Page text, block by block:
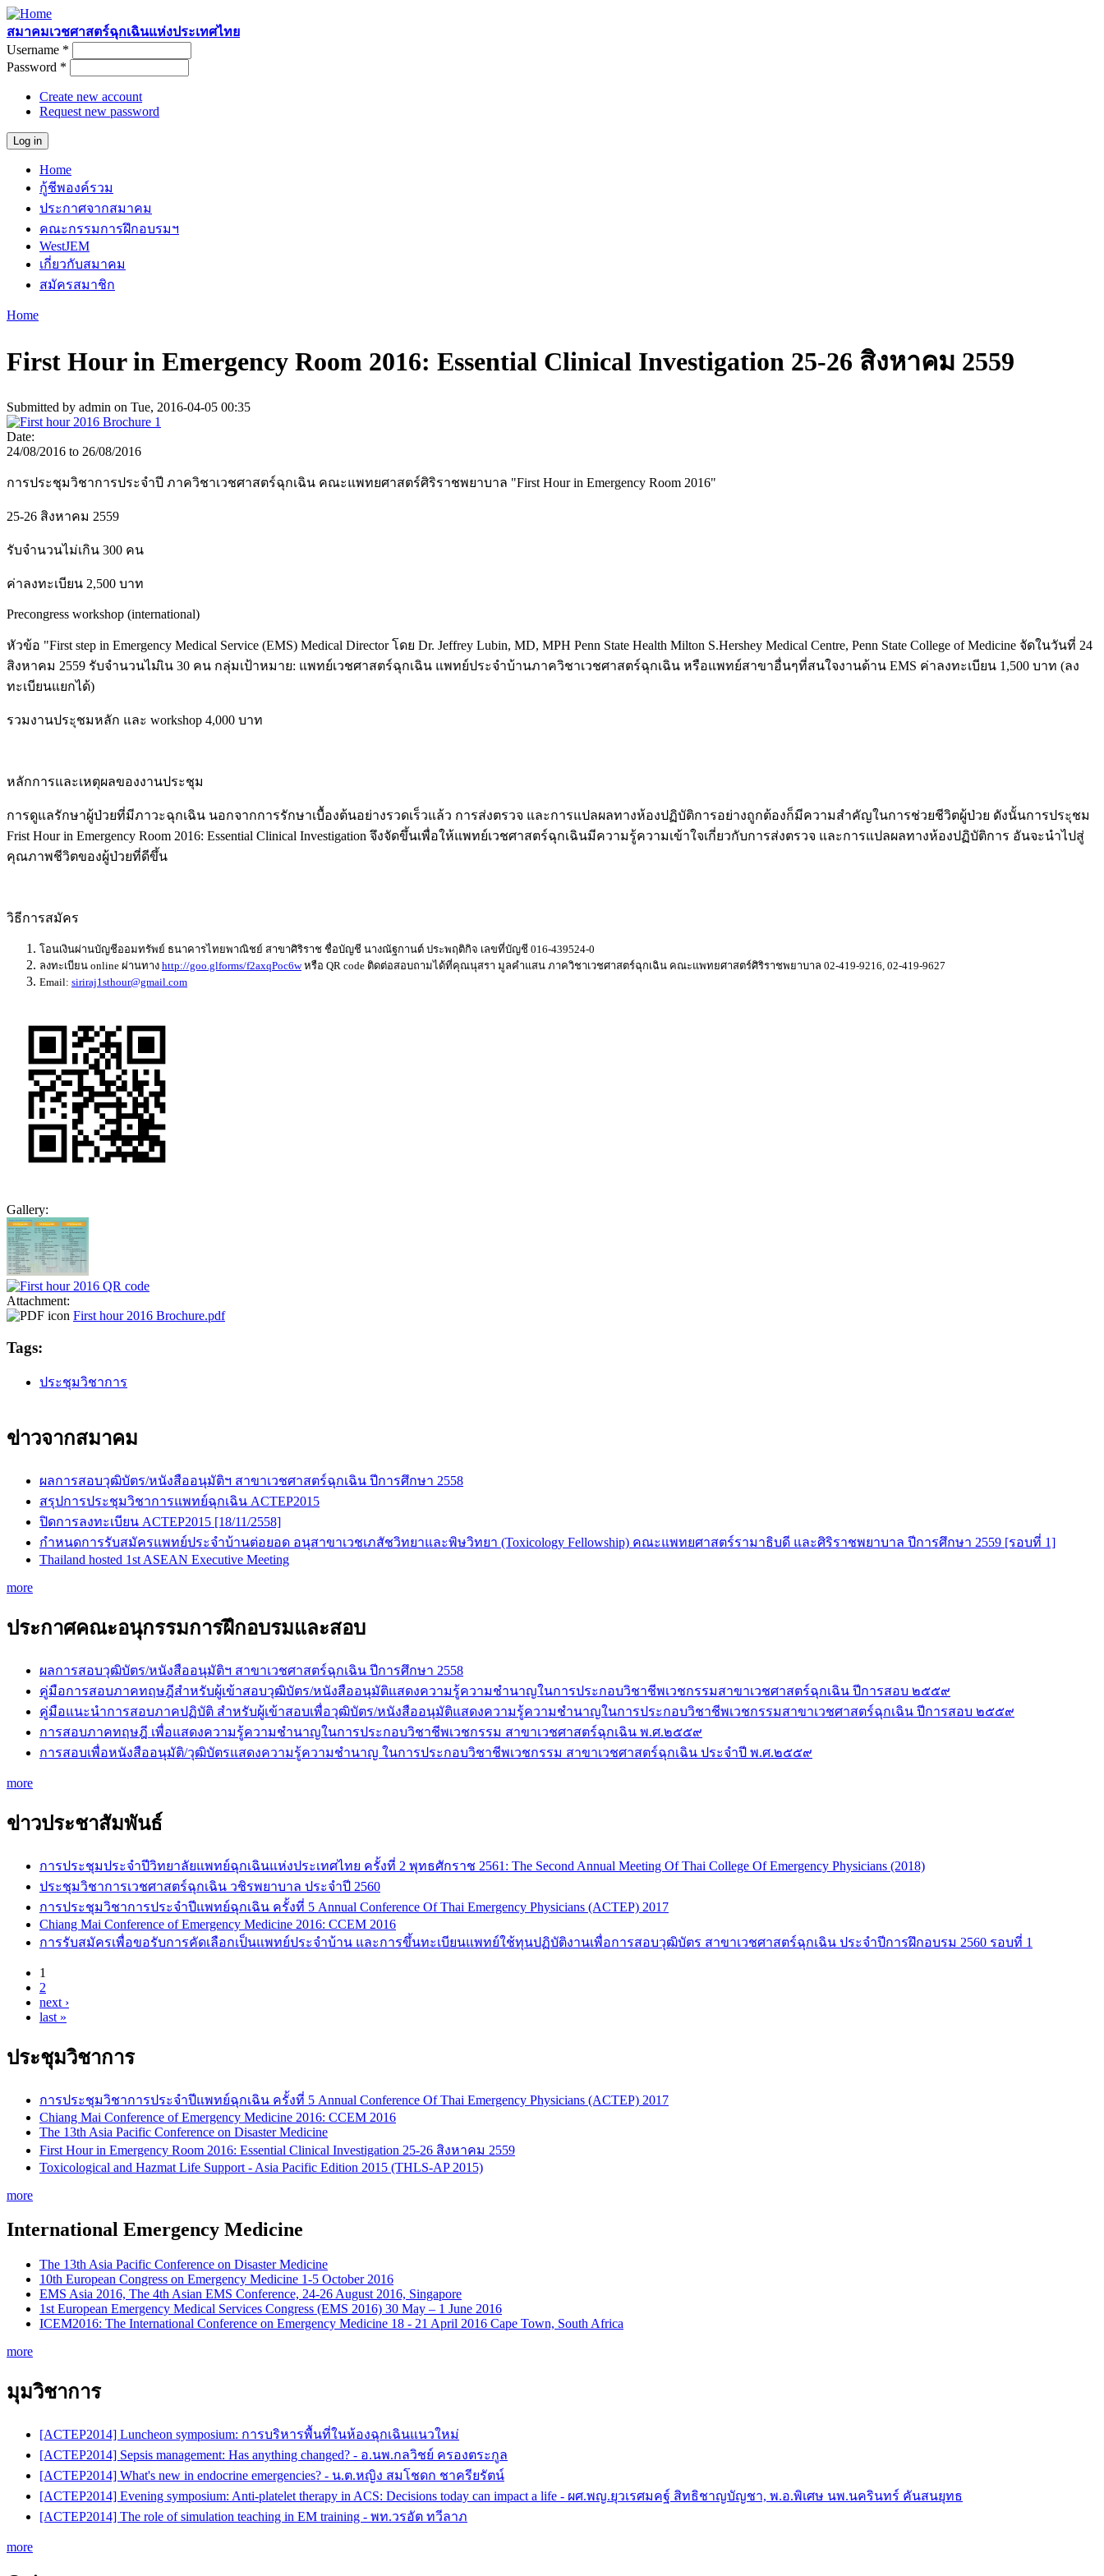
Skip to main content
สมาคมเวชศาสตร์ฉุกเฉินแห่งประเทศไทย
User login
Username *
Password *
Create new account
Request new password
Main menu
Home
กู้ชีพองค์รวม
ประกาศจากสมาคม
คณะกรรมการฝึกอบรมฯ
WestJEM
เกี่ยวกับสมาคม
สมัครสมาชิก
Home
First Hour in Emergency Room 2016: Essential Clinical Investigation 25-26 สิงหาคม 2559
Submitted by admin on Tue, 2016-04-05 00:35
Date:
24/08/2016 to 26/08/2016
การประชุมวิชาการประจำปี ภาควิชาเวชศาสตร์ฉุกเฉิน คณะแพทยศาสตร์ศิริราชพยาบาล "First Hour in Emergency Room 2016"
25-26 สิงหาคม 2559
รับจำนวนไม่เกิน 300 คน
ค่าลงทะเบียน 2,500 บาท
Precongress workshop (international)
หัวข้อ "First step in Emergency Medical Service (EMS) Medical Director โดย Dr. Jeffrey Lubin, MD, MPH Penn State Health Milton S.Hershey Medical Centre, Penn State College of Medicine จัดในวันที่ 24
สิงหาคม 2559 รับจำนวนไม่เิน 30 คน กลุ่มเป้าหมาย: แพทย์เวชศาสตร์ฉุกเฉิน แพทย์ประจำบ้านภาควิชาเวชศาสตร์ฉุกเฉิน หรือแพทย์สาขาอื่นๆที่สนใจงานด้าน EMS ค่าลงทะเบียน 1,500 บาท (ลง
ทะเบียนแยกได้)
รวมงานประุชมหลัก และ workshop 4,000 บาท
หลักการและเหตุผลของงานประชุม
การดูแลรักษาผู้ป่วยที่มีภาวะฉุกเฉิน นอกจากการรักษาเบื้องต้นอย่างรวดเร็วแล้ว การส่งตรวจ และการแปลผลทางห้องปฏิบัติการอย่างถูกต้องก็มีความสำคัญในการช่วยชีวิตผู้ป่วย ดังนั้นการประุชม
Frist Hour in Emergency Room 2016: Essential Clinical Investigation จึงจัดขึ้นเพื่อให้แพทย์เวชศาสตร์ฉุกเฉินมีความรู้ความเข้าใจเกี่ยวกับการส่งตรวจ และการแปลผลทางห้องปฏิบัติการ อันจะนำไปสู่
คุณภาพชีวิตของผู้ป่วยที่ดีขึ้น
วิธีการสมัคร
โอนเงินผ่านบัญชีออมทรัพย์ ธนาคารไทยพาณิชย์ สาขาศิริราช ชื่อบัญชี นางณัฐกานต์ ประพฤติกิจ เลขที่บัญชี 016-439524-0
ลงทะเบียน online ผ่านทาง http://goo.glforms/f2axqPoc6wหรือ QR code ติดต่อสอบถามได้ที่คุณนุสรา มูลคำแสน ภาควิชาเวชศาสตร์ฉุกเฉิน คณะแพทยศาสตร์ศิริราชพยาบาล 02-419-9216, 02-419-9627
Email: siriraj1sthour@gmail.com
Gallery:
Attachment:
First hour 2016 Brochure.pdf
Tags:
ประชุมวิชาการ
ข่าวจากสมาคม
ผลการสอบวุฒิบัตร/หนังสืออนุมัติฯ สาขาเวชศาสตร์ฉุกเฉิน ปีการศึกษา 2558
สรุปการประชุมวิชาการแพทย์ฉุกเฉิน ACTEP2015
ปิดการลงทะเบียน ACTEP2015 [18/11/2558]
กำหนดการรับสมัครแพทย์ประจำบ้านต่อยอด อนุสาขาเวชเภสัชวิทยาและพิษวิทยา (Toxicology Fellowship) คณะแพทยศาสตร์รามาธิบดี และศิริราชพยาบาล ปีการศึกษา 2559 [รอบที่ 1]
Thailand hosted 1st ASEAN Executive Meeting
more
ประกาศคณะอนุกรรมการฝึกอบรมและสอบ
ผลการสอบวุฒิบัตร/หนังสืออนุมัติฯ สาขาเวชศาสตร์ฉุกเฉิน ปีการศึกษา 2558
คู่มือการสอบภาคทฤษฎีสำหรับผู้เข้าสอบวุฒิบัตร/หนังสืออนุมัติแสดงความรู้ความชำนาญในการประกอบวิชาชีพเวชกรรมสาขาเวชศาสตร์ฉุกเฉิน ปีการสอบ ๒๕๕๙
คู่มือแนะนำการสอบภาคปฏิบัติ สำหรับผู้เข้าสอบเพื่อวุฒิบัตร/หนังสืออนุมัติแสดงความรู้ความชำนาญในการประกอบวิชาชีพเวชกรรมสาขาเวชศาสตร์ฉุกเฉิน ปีการสอบ ๒๕๕๙
การสอบภาคทฤษฎี เพื่อแสดงความรู้ความชำนาญในการประกอบวิชาชีพเวชกรรม สาขาเวชศาสตร์ฉุกเฉิน พ.ศ.๒๕๕๙
การสอบเพื่อหนังสืออนุมัติ/วุฒิบัตรแสดงความรู้ความชำนาญ ในการประกอบวิชาชีพเวชกรรม สาขาเวชศาสตร์ฉุกเฉิน ประจำปี พ.ศ.๒๕๕๙
more
ข่าวประชาสัมพันธ์
การประชุมประจำปีวิทยาลัยแพทย์ฉุกเฉินแห่งประเทศไทย ครั้งที่ 2 พุทธศักราช 2561: The Second Annual Meeting Of Thai College Of Emergency Physicians (2018)
ประชุมวิชาการเวชศาสตร์ฉุกเฉิน วชิรพยาบาล ประจำปี 2560
การประชุมวิชาการประจำปีแพทย์ฉุกเฉิน ครั้งที่ 5 Annual Conference Of Thai Emergency Physicians (ACTEP) 2017
Chiang Mai Conference of Emergency Medicine 2016: CCEM 2016
การรับสมัครเพื่อขอรับการคัดเลือกเป็นแพทย์ประจำบ้าน และการขึ้นทะเบียนแพทย์ใช้ทุนปฏิบัติงานเพื่อการสอบวุฒิบัตร สาขาเวชศาสตร์ฉุกเฉิน ประจำปีการฝึกอบรม 2560 รอบที่ 1
Pages
1
2
next ›
last »
ประชุมวิชาการ
การประชุมวิชาการประจำปีแพทย์ฉุกเฉิน ครั้งที่ 5 Annual Conference Of Thai Emergency Physicians (ACTEP) 2017
Chiang Mai Conference of Emergency Medicine 2016: CCEM 2016
The 13th Asia Pacific Conference on Disaster Medicine
First Hour in Emergency Room 2016: Essential Clinical Investigation 25-26 สิงหาคม 2559
Toxicological and Hazmat Life Support - Asia Pacific Edition 2015 (THLS-AP 2015)
more
International Emergency Medicine
The 13th Asia Pacific Conference on Disaster Medicine
10th European Congress on Emergency Medicine 1-5 October 2016
EMS Asia 2016, The 4th Asian EMS Conference, 24-26 August 2016, Singapore
1st European Emergency Medical Services Congress (EMS 2016) 30 May – 1 June 2016
ICEM2016: The International Conference on Emergency Medicine 18 - 21 April 2016 Cape Town, South Africa
more
มุมวิชาการ
[ACTEP2014] Luncheon symposium: การบริหารพื้นที่ในห้องฉุกเฉินแนวใหม่
[ACTEP2014] Sepsis management: Has anything changed? - อ.นพ.กลวิชย์ ครองตระกูล
[ACTEP2014] What's new in endocrine emergencies? - น.ต.หญิง สมโชดก ชาครียรัตน์
[ACTEP2014] Evening symposium: Anti-platelet therapy in ACS: Decisions today can impact a life - ผศ.พญ.ยุวเรศมคฐ์ สิทธิชาญบัญชา, พ.อ.พิเศษ นพ.นครินทร์ คันสนยุทธ
[ACTEP2014] The role of simulation teaching in EM training - พท.วรอัต ทวีลาภ
more